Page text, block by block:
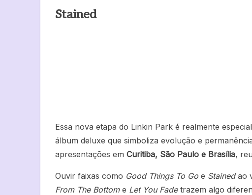
Stained
Essa nova etapa do Linkin Park é realmente
álbum deluxe que simboliza evolução e
apresentações em Curitiba, São Paulo e Brasília,
Ouvir faixas como Good Things To Go e Stainedao
From The Bottome Let You Fadetrazem algo